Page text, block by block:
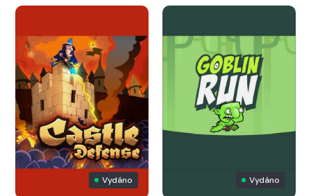
Vydáno Vydáno